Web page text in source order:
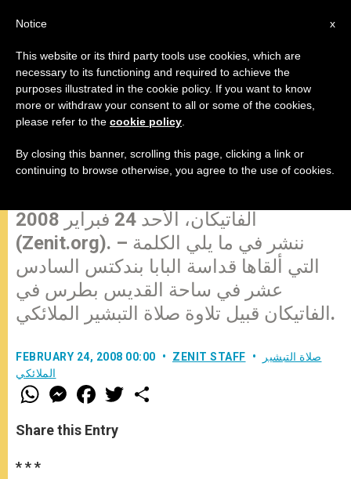
كلمة قداسة البابا بندكتس السادس
عشر قبيل تلاوة صلاة التبشير
الملائكي
الفاتيكان، الأحد 24 فبراير 2008
(Zenit.org). – ننشر في ما يلي الكلمة
التي ألقاها قداسة البابا بندكتس السادس
عشر في ساحة القديس بطرس في
الفاتيكان قبيل تلاوة صلاة التبشير الملائكي.
FEBRUARY 24, 2008 00:00 ZENIT STAFF
صلاة التبشير
الملائكي
W
h
t
s
M
e
s
e
F
a
e
b
w
Share this Entry
* * *
x
Notice
This website or its third party tools use cookies, which are
necessary to its functioning and required to achieve the
purposes illustrated in the cookie policy. If you want to know
more or withdraw your consent to all or some of the cookies,
please refer to the cookie policy
By closing this banner, scrolling this page, clicking a link or
continuing to browse otherwise, you agree to the use of cookies.